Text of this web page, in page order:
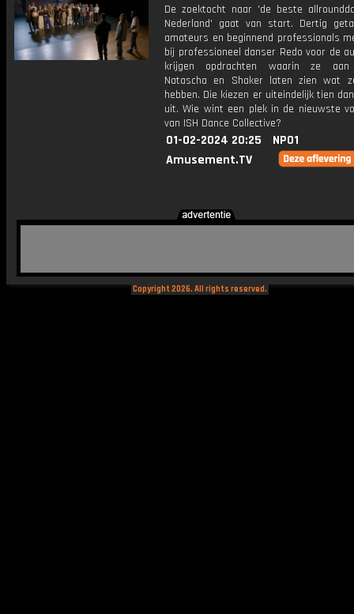
De zoektocht naar 'de beste
Nederland' gaat van start. Dertig
amateurs en beginnend professionals
bij professioneel danser Redo voor de
krijgen opdrachten waarin ze aan
Natascha en Shaker laten zien wat
hebben. Die kiezen er uiteindelijk tien
uit. Wie wint een plek in de nieuwste
van ISH Dance Collective?
01-02-2024 20:25
NPO1
Amusement.TV
Copyright 2026. All rights reserved.